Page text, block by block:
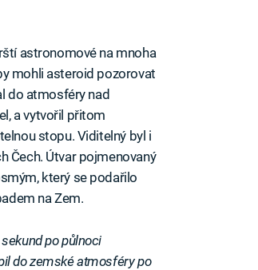
astronomové na mnoha
mohli asteroid pozorovat
do atmosféry nad
a vytvořil přitom
stopu. Viditelný byl i
Čech. Útvar pojmenovaný
který se podařilo
na Zem.
po půlnoci
do zemské atmosféry po